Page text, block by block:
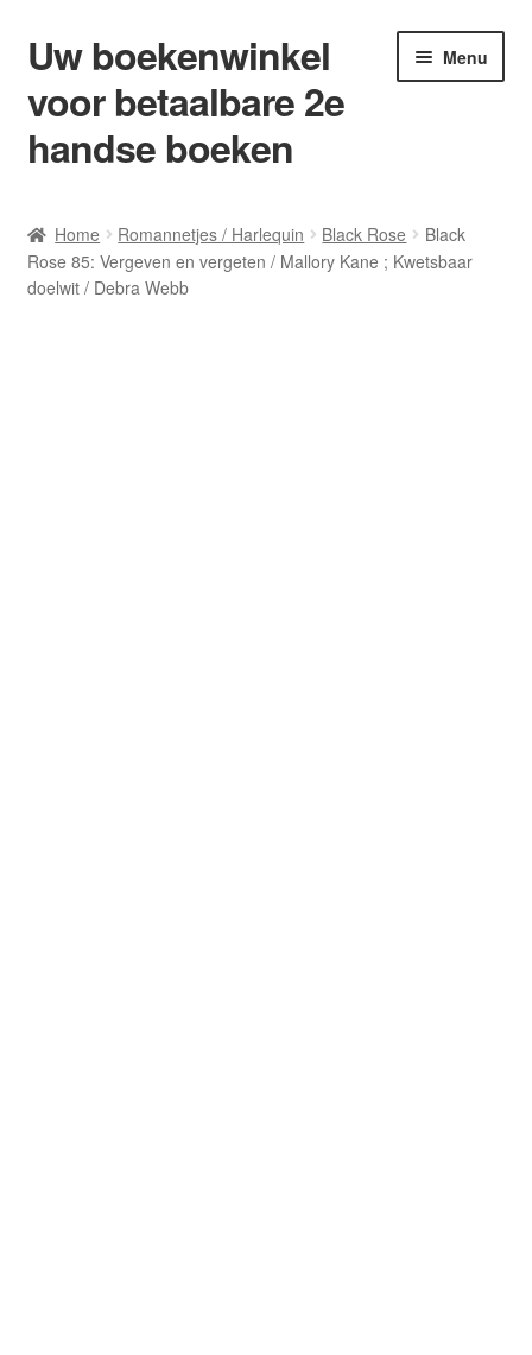
Ga
door
naar
navigatie
Ga
naar
de
inhoud
Uw boekenwinkel
voor betaalbare 2e
handse boeken
Menu
Afrekenen
Home Romannetjes / Harlequin Black Rose
Black
Rose 85: Vergeven en vergeten / Mallory Kane ; Kwetsbaar
doelwit / Debra Webb